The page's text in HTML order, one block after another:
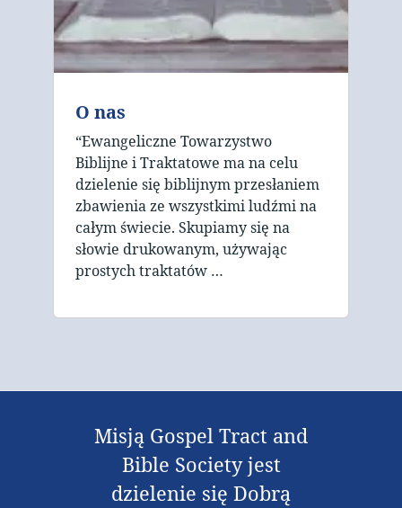
O nas
“Ewangeliczne Towarzystwo
Biblijne i Traktatowe ma na celu
dzielenie się biblijnym przesłaniem
zbawienia ze wszystkimi ludźmi na
całym świecie. Skupiamy się na
słowie drukowanym, używając
prostych traktatów …
Misją Gospel Tract and
Bible Society jest
dzielenie się Dobrą